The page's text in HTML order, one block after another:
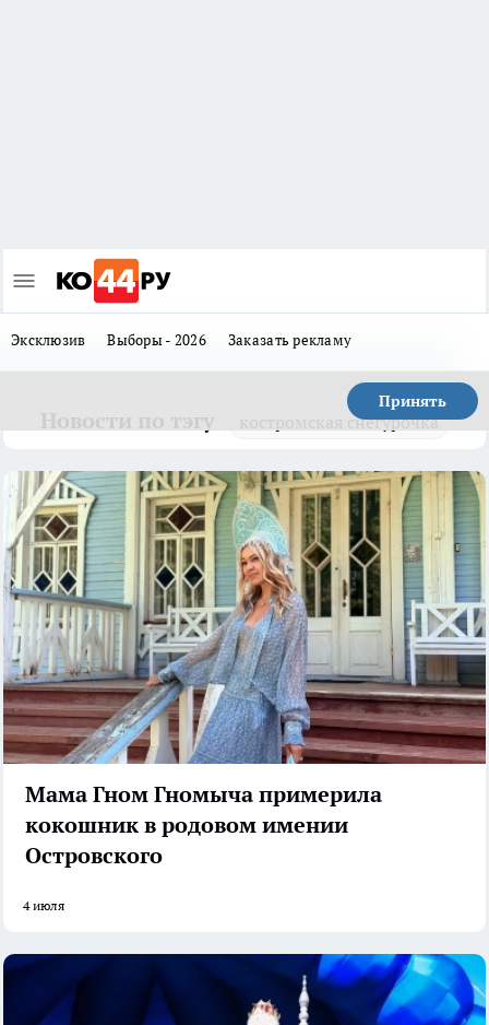
Эксклюзив Выборы - 2026 Заказать рекламу
Принять
костромская снегурочка
Мама Гном Гномыча примерила
кокошник в родовом имении
Островского
4 июля